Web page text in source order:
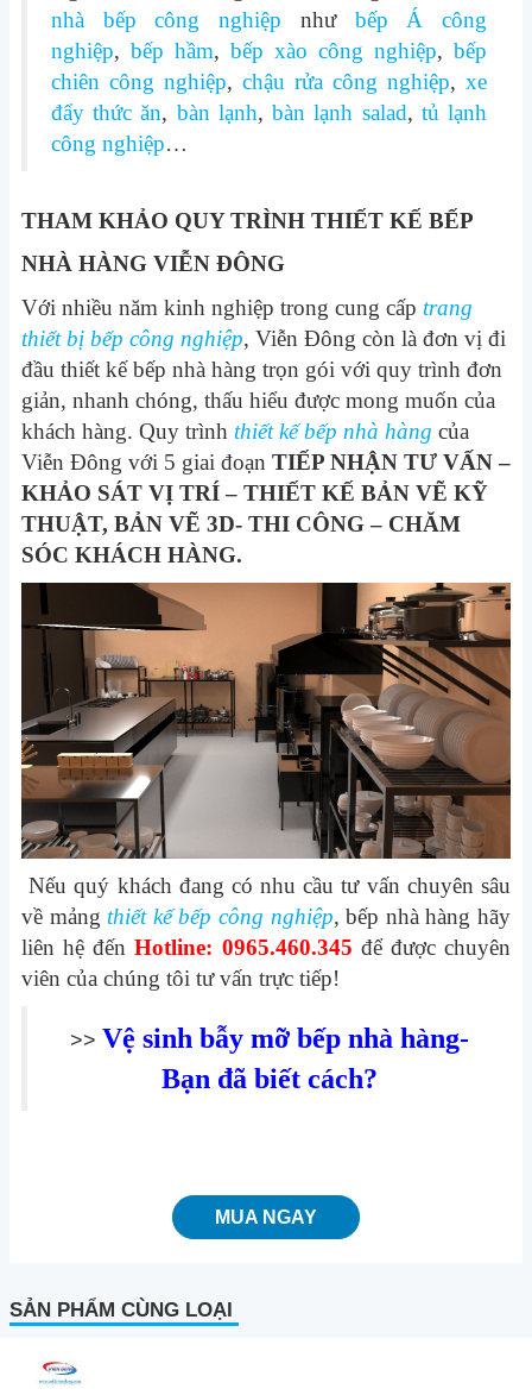
nhà bếp công nghiệp như bếp Á công
nghiệp, bếp hầm, bếp xào công nghiệp, bếp
chiên công nghiệp, chậu rửa công nghiệp, xe
đẩy thức ăn, bàn lạnh,bàn lạnh salad, tủ lạnh
công nghiệp…
THAM KHẢO QUY TRÌNH THIẾT KẾ BẾP
NHÀ HÀNG VIỄN ĐÔNG
Với nhiều năm kinh nghiệp trong cung cấp trang
thiết bị bếp công nghiệp, Viễn Đông còn là đơn vị đi
đầu thiết kế bếp nhà hàng trọn gói với quy trình đơn
giản, nhanh chóng, thấu hiểu được mong muốn của
khách hàng. Quy trình thiết kế bếp nhà hàng của
Viễn Đông với 5 giai đoạn TIẾP NHẬN TƯ VẤN –
KHẢO SÁT VỊ TRÍ – THIẾT KẾ BẢN VẼ KỸ
THUẬT, BẢN VẼ 3D- THI CÔNG – CHĂM
SÓC KHÁCH HÀNG.
Nếu quý khách đang có nhu cầu tư vấn chuyên sâu
về mảng thiết kế bếp công nghiệp, bếp nhà hàng hãy
liên hệ đếnHotline: 0965.460.345 để được chuyên
viên của chúng tôi tư vấn trực tiếp!
>> Vệ sinh bẫy mỡ bếp nhà hàng-
Bạn đã biết cách?
MUA NGAY
SẢN PHẨM CÙNG LOẠI